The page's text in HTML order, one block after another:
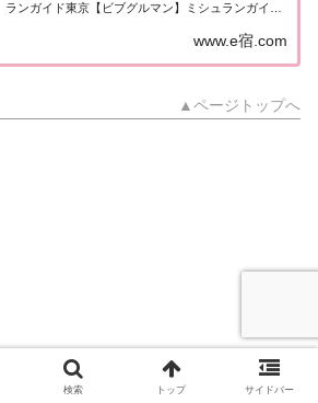
ランガイド東京【ビブグルマン】ミシュランガイド
ブグルマン」に選出されたレストランのまとめペー
ジ。（出典元：）ミシュランガイド東京...
www.e宿.com
▲ページトップへ
検索 トップ サイドバー